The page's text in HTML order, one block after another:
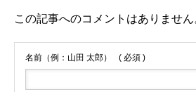
この記事へのコメントはありません
名前（例：山田 太郎） ( 必須 )